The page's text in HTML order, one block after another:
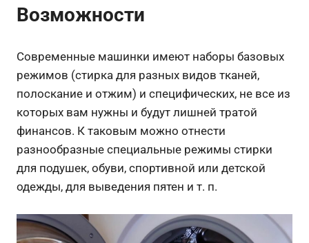
Возможности
Современные машинки имеют наборы базовых
режимов (стирка для разных видов тканей,
полоскание и отжим) и специфических, не все из
которых вам нужны и будут лишней тратой
финансов. К таковым можно отнести
разнообразные специальные режимы стирки
для подушек, обуви, спортивной или детской
одежды, для выведения пятен и т. п.